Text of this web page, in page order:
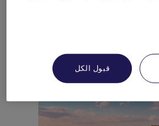
قبول الكل